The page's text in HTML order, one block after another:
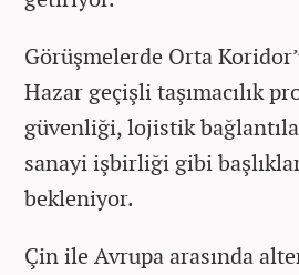
Görüşmelerde Orta
Hazar geçişli taşımacılık
güvenliği, lojistik
sanayi işbirliği gibi
bekleniyor.
Çin ile Avrupa arasında